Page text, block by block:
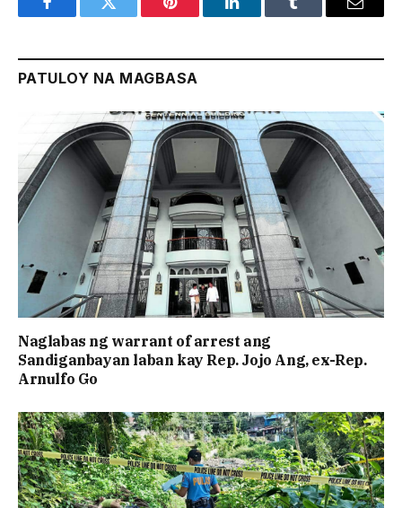
FacebookTwitter Pinterest LinkedInTumblr Email
PATULOY NA MAGBASA
Naglabas ng warrant of arrest ang
Sandiganbayan laban kay Rep. Jojo Ang, ex-Rep.
Arnulfo Go